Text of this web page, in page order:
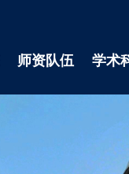
师资队伍 学术